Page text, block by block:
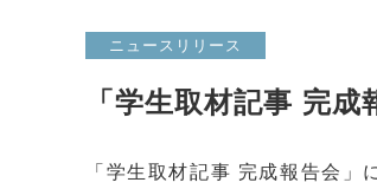
ニュースリリース
「学生取材記事 完
「学生取材記事 完成報告会」